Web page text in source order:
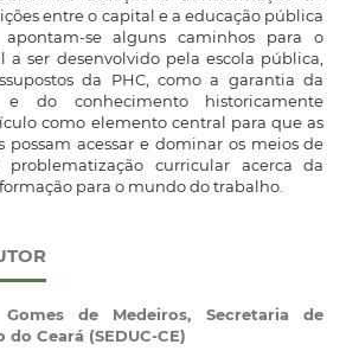
entre o capital e a educação pública
se alguns caminhos para o
a ser desenvolvido pela escola pública,
da PHC, como a garantia da
do conhecimento historicamente
como elemento central para que as
possam acessar e dominar os meios de
curricular acerca da
para o mundo do trabalho.
de Medeiros, Secretaria de
Ceará (SEDUC-CE)